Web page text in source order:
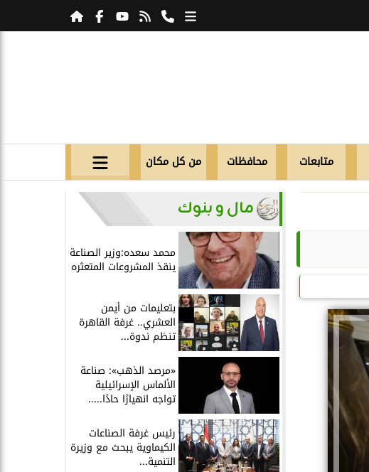
متابعات محافظات من كل مكان
مال و بنوك
محمد سعده:وزير الصناعة
ينقذ المشروعات المتعثره
بتعليمات من أيمن
العشري.. غرفة القاهرة
تنظم ندوة...
«مرصد الذهب»: صناعة
الألماس الإسرائيلية
تواجه انهيارًا حادًا.....
رئيس غرفة الصناعات
الكيماوية يبحث مع وزيرة
التنمية...